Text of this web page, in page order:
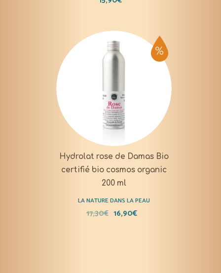
Hydrolat rose de Damas Bio
certifié bio cosmos organic
200 ml
LA NATURE DANS LA PEAU
17,30€ 16,90€